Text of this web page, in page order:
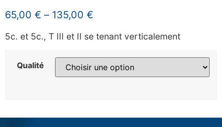
65,00 € – 135,00 €
5c. et 5c., T III et II se tenant verticalement
Qualité